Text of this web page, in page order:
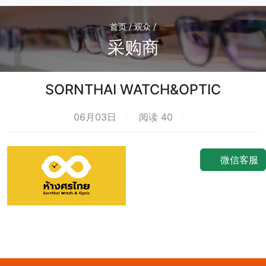
首页 / 观众 /
采购商
SORNTHAI WATCH&OPTIC
06月03日 阅读 40
微信客服